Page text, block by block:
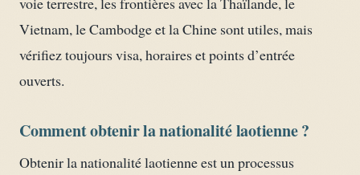
Vietnam, le Cambodge et la Chine sont utiles, mais
vérifiez toujours visa, horaires et points d’entrée
ouverts.
Comment obtenir la nationalité laotienne ?
Obtenir la nationalité laotienne est un processus